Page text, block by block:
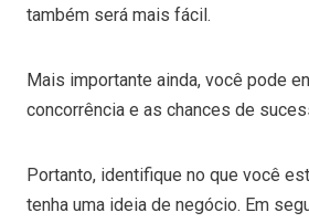
também será mais fácil.
Mais importante ainda, você pode
concorrência e as chances de
Portanto, identifique no que você
tenha uma ideia de negócio. Em